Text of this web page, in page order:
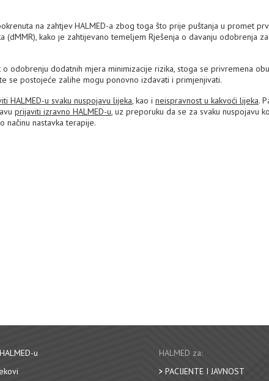
na zahtjev HALMED-a zbog toga što prije puštanja u promet
kako je zahtijevano temeljem Rješenja o davanju odobrenja
odobrenju dodatnih mjera minimizacije rizika, stoga se privremena
se postojeće zalihe mogu ponovno izdavati i primjenjivati.
HALMED-u svaku nuspojavu lijeka, kao i neispravnost u kakvoći lijeka.
prijaviti izravno HALMED-u, uz preporuku da se za svaku nuspojavu
načinu nastavka terapije.
u
HALMED za:
PACIJENTE I JAVNOST